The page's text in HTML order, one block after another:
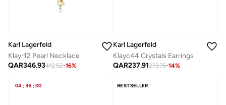
Karl Lagerfeld
Klayr12 Pearl Necklace
QAR346.93412.52-16%
Karl Lagerfeld
Klayc44 Crystals Earrings
QAR237.91273.76-14%
04 : 36 : 00 BESTSELLER